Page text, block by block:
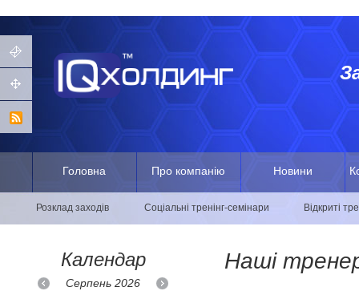
Головна Про компанію Новини
Розклад заходів Соціальні тренінг-семінари Відкриті
Календар
Серпень2026
Наші